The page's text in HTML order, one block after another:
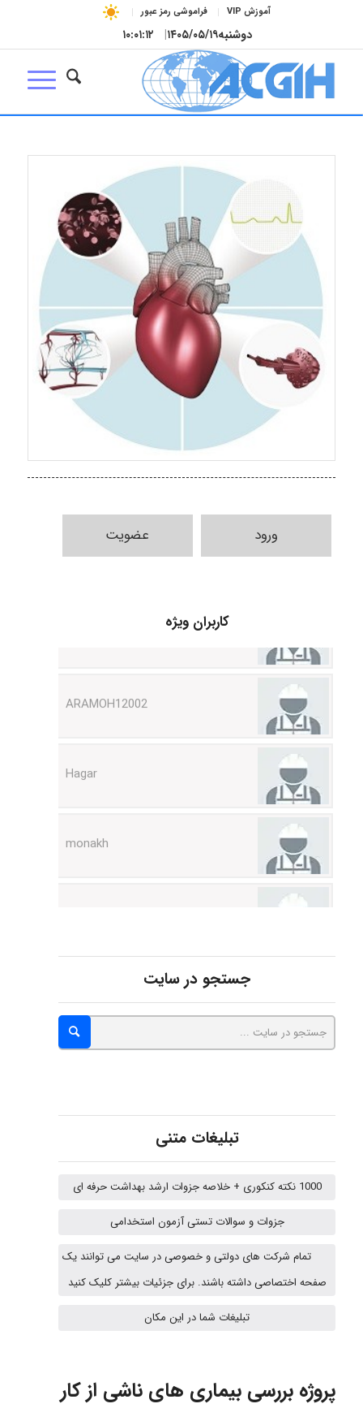
آموزش VIP فراموشی رمز عبور
دوشنبه۱۴۰۵/۰۵/۱۹| ۱۰:۰۱:۱۲
ورود عضویت
کاربران ویژه
ABOALFZAL ZAREI
Hasan haghparast
Shamim.khojasteh74
جستجو در سایت
تبلیغات متنی
1000 نکته کنکوری + خلاصه جزوات ارشد بهداشت حرفه ای
جزوات و سوالات تستی آزمون استخدامی
تمام شرکت های دولتی و خصوصی در سایت می توانند یک
صفحه اختصاصی داشته باشند. برای جزئیات بیشتر کلیک کنید
تبلیغات شما در این مکان
پروژه بررسی بیماری های ناشی از کار